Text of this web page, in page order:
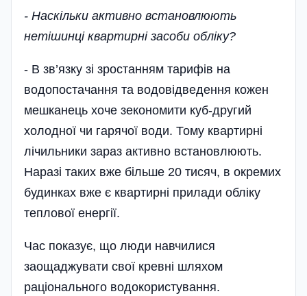
- Наскільки активно встановлюють
нетішинці квартирні засоби обліку?
- В зв’язку зі зростанням тарифів на
водопостачання та водовідведення кожен
мешканець хоче зекономити куб-другий
холодної чи гарячої води. Тому квартирні
лічильники зараз активно встановлюють.
Наразі таких вже більше 20 тисяч, в окремих
будинках вже є квартирні прилади обліку
теплової енергії.
Час показує, що люди навчилися
заощаджувати свої кревні шляхом
раціонального водокористування.